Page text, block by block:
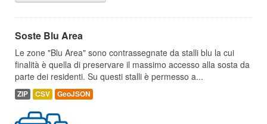
Soste Blu Area
Le zone "Blu Area" sono contrassegnate da stalli blu la cui
finalità è quella di preservare il massimo accesso alla sosta da
parte dei residenti. Su questi stalli è permesso a...
ZIP CSV GeoJSON